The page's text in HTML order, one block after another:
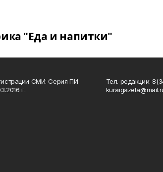
"Еда и напитки"
СМИ: Серия ПИ
г.
Тел. редакции: